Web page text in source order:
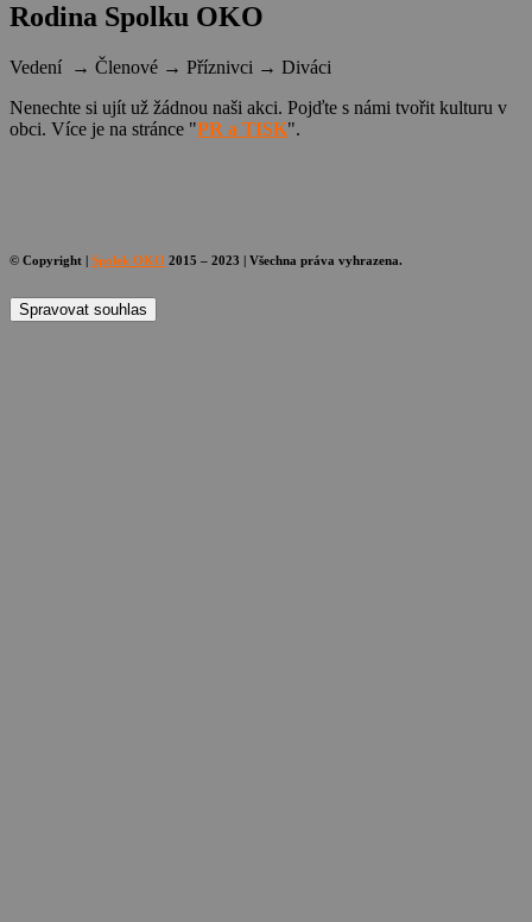
Rodina Spolku OKO
Vedení → Členové → Příznivci → Diváci
Nenechte si ujít už žádnou naši akci. Pojďte s námi tvořit kulturu v
obci. Více je na stránce "PR a TISK".
© Copyright | Spolek OKO 2015 – 2023 | Všechna práva vyhrazena.
Spravovat souhlas